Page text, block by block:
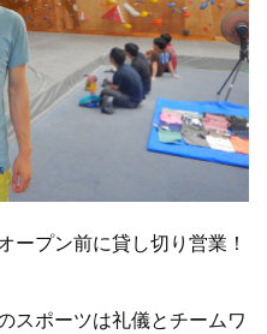
ープン前に貸し切り営業！
スポーツは礼儀とチームワ